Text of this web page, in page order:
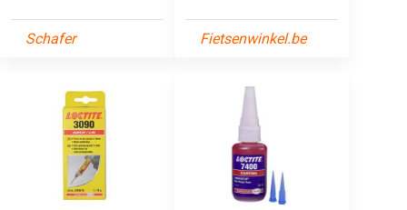
Schafer Fietsenwinkel.be